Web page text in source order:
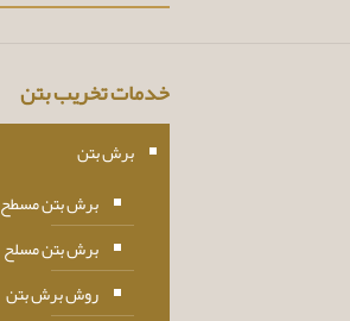
خدمات تخریب بتن
برش بتن
برش بتن مسطح
برش بتن مسلح
روش برش بتن